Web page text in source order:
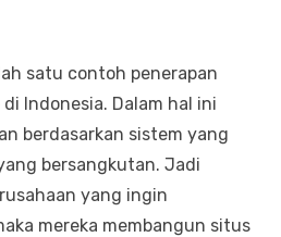
satu contoh penerapan
Indonesia. Dalam hal ini
berdasarkan sistem yang
bersangkutan. Jadi
yang ingin
mereka membangun situs